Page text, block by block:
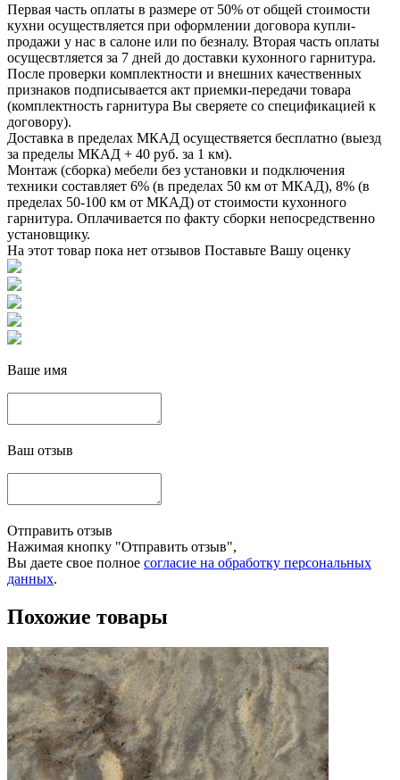
Первая часть оплаты в размере от 50% от общей стоимости
кухни осуществляется при оформлении договора купли-
продажи у нас в салоне или по безналу. Вторая часть оплаты
осущесвтляется за 7 дней до доставки кухонного гарнитура.
После проверки комплектности и внешних качественных
признаков подписывается акт приемки-передачи товара
(комплектность гарнитура Вы сверяете со спецификацией к
договору).
Доставка в пределах МКАД осуществяется бесплатно (выезд
за пределы МКАД + 40 руб. за 1 км).
Монтаж (сборка) мебели без установки и подключения
техники составляет 6% (в пределах 50 км от МКАД), 8% (в
пределах 50-100 км от МКАД) от стоимости кухонного
гарнитура. Оплачивается по факту сборки непосредственно
установщику.
На этот товар пока нет отзывов Поставьте Вашу оценку
Ваше имя
Ваш отзыв
Отправить отзыв
Нажимая кнопку "Отправить отзыв",
Вы даете свое полное согласие на обработку персональных
данных.
Похожие товары